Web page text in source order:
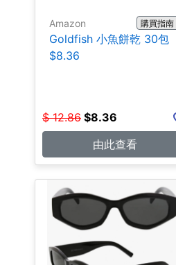
Amazon 購買指南
Goldfish 小魚餅乾 30包
$8.36
$ 12.86 $8.36
由此查看